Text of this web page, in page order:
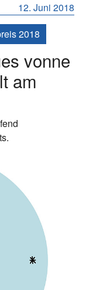
12. Juni 2018
2018
vonne
am